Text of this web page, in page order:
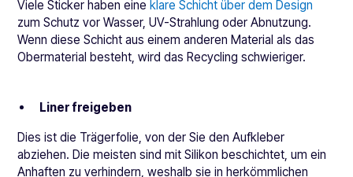
Viele Sticker haben eineklare Schicht über dem Design
zum Schutz vor Wasser, UV-Strahlung oder Abnutzung.
Wenn diese Schicht aus einem anderen Material als das
Obermaterial besteht, wird das Recycling schwieriger.
Liner freigeben
Dies ist die Trägerfolie, von der Sie den Aufkleber
abziehen. Die meisten sind mit Silikon beschichtet, um ein
Anhaften zu verhindern, weshalb sie in herkömmlichen